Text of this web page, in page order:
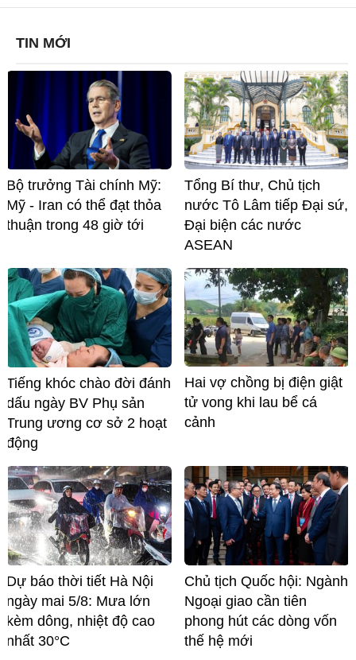
TIN MỚI
Bộ trưởng Tài chính Mỹ:
Mỹ - Iran có thể đạt thỏa
thuận trong 48 giờ tới
Tổng Bí thư, Chủ tịch
nước Tô Lâm tiếp Đại sứ,
Đại biện các nước
ASEAN
Tiếng khóc chào đời đánh
dấu ngày BV Phụ sản
Trung ương cơ sở 2 hoạt
động
Hai vợ chồng bị điện giật
tử vong khi lau bể cá
cảnh
Dự báo thời tiết Hà Nội
ngày mai 5/8: Mưa lớn
kèm dông, nhiệt độ cao
nhất 30°C
Chủ tịch Quốc hội: Ngành
Ngoại giao cần tiên
phong hút các dòng vốn
thế hệ mới